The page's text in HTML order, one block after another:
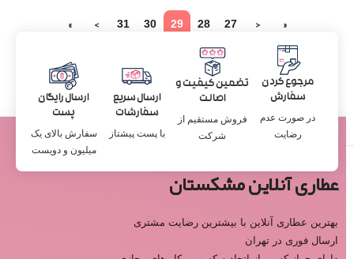
«
‹
27
28
29
30
31
›
»
مرجوع کردن
سفارش
در صورت عدم
رضایت
تضمین کیفیت و
اصالت
فروش مستقیم از
شرکت
ارسال سریع
سفارشات
با پست پیشتاز
ارسال رایگان
پست
سفارش بالای یک
میلیون و دویست
عطاری آنلاین مشکستان
بهترین عطاری آنلاین با بیشترین رضایت مشتری
ارسال فوری در تهران